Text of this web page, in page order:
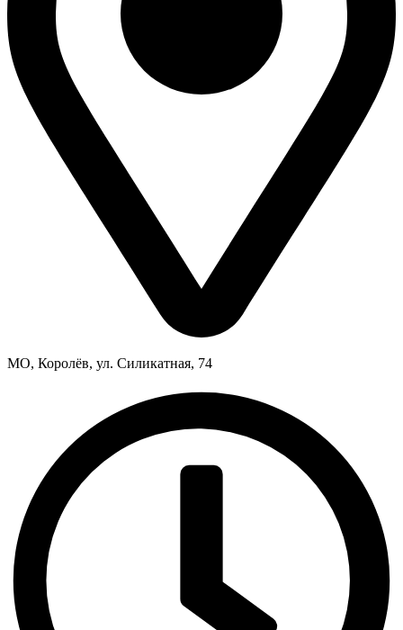
МО, Королёв, ул. Силикатная, 74